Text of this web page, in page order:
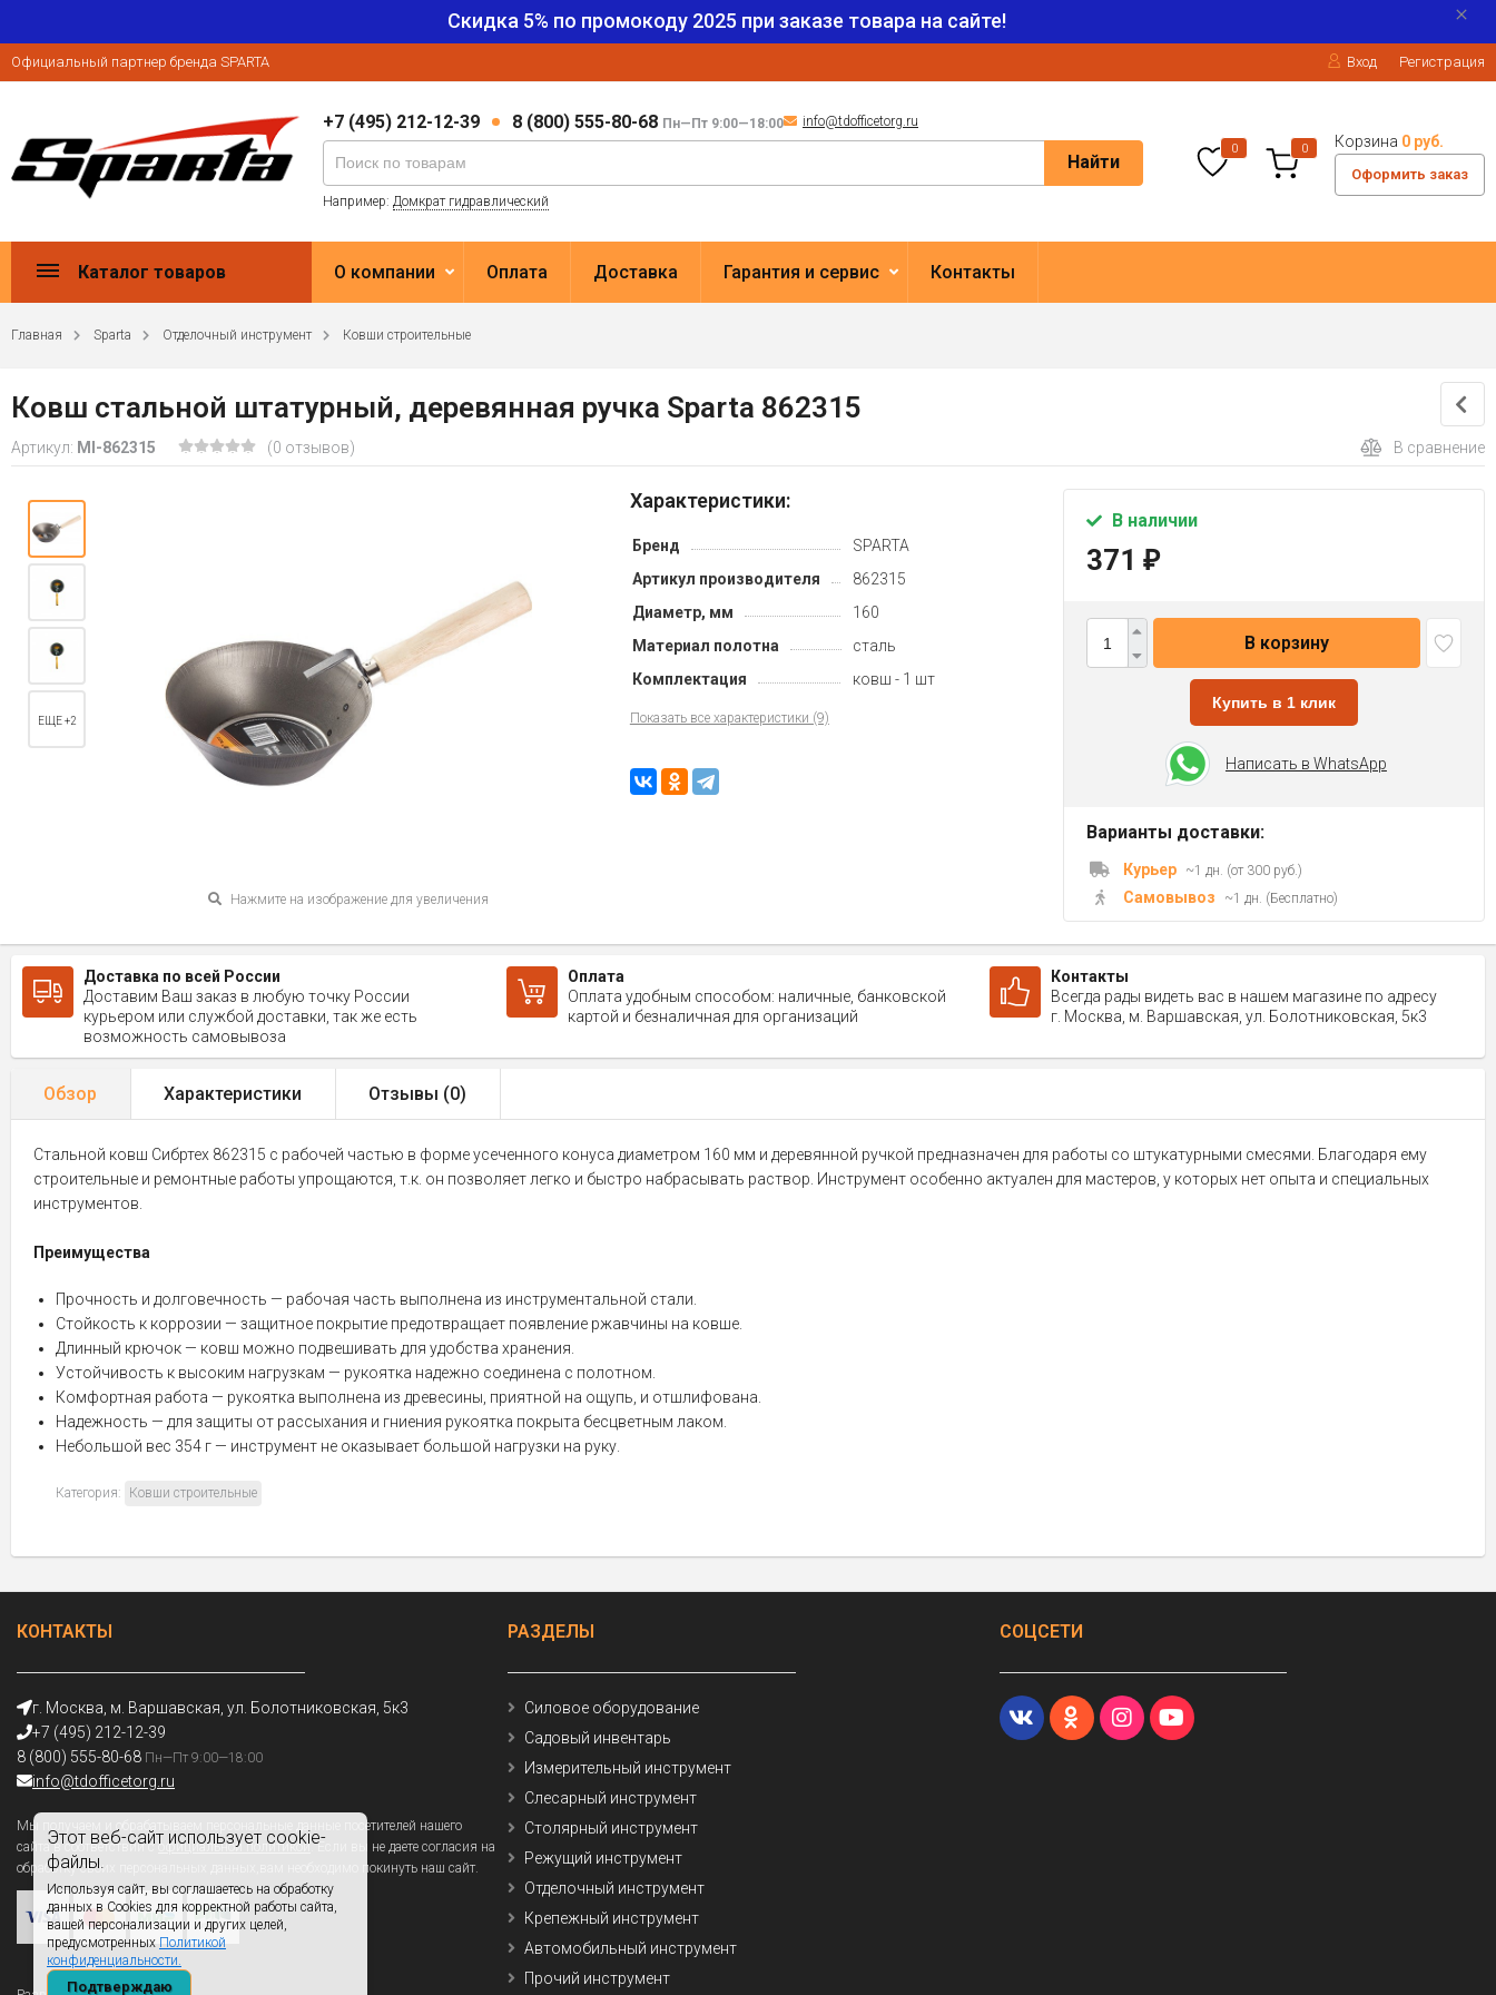
Этот веб-сайт использует cookie-
файлы.
Используя сайт, вы соглашаетесь на обработку
данных в Cookies для корректной работы сайта,
вашей персонализации и других целей,
предусмотренных Политикой
конфиденциальности.
Подтверждаю
Скидка 5% по промокоду 2025 при заказе товара на сайте!
Официальный партнер бренда SPARTA Вход Регистрация
+7 (495) 212-12-39 8 (800) 555-80-68 Пн—Пт 9:00—18:00 info@tdofficetorg.ru
Найти
Например: Домкрат гидравлический
0 0 Корзина 0 руб.
Оформить заказ
Каталог товаров О компании Оплата Доставка Гарантия и сервис Контакты
Главная Sparta Отделочный инструмент Ковши строительные
Ковш стальной штатурный, деревянная ручка Sparta 862315
Артикул: MI-862315 (0 отзывов) В сравнение
Нажмите на изображение для увеличения
ЕЩЕ +2
Характеристики:
Бренд
SPARTA
Артикул производителя
862315
Диаметр, мм
160
Материал полотна
сталь
Комплектация
ковш - 1 шт
Показать все характеристики (9)
В наличии
371 ₽
В корзину
Купить в 1 клик
Написать в WhatsApp
Варианты доставки:
Курьер ~1 дн. (от 300 руб.)
Самовывоз ~1 дн. (Бесплатно)
Доставка по всей России
Доставим Ваш заказ в любую точку России
курьером или службой доставки, так же есть
возможность самовывоза
Оплата
Оплата удобным способом: наличные, банковской
картой и безналичная для организаций
Контакты
Всегда рады видеть вас в нашем магазине по адресу
г. Москва, м. Варшавская, ул. Болотниковская, 5к3
Обзор Характеристики Отзывы (0)
Стальной ковш Сибртех 862315 с рабочей частью в форме усеченного конуса диаметром 160 мм и деревянной ручкой предназначен для работы со штукатурными смесями. Благодаря ему
строительные и ремонтные работы упрощаются, т.к. он позволяет легко и быстро набрасывать раствор. Инструмент особенно актуален для мастеров, у которых нет опыта и специальных
инструментов.
Преимущества
Прочность и долговечность — рабочая часть выполнена из инструментальной стали.
Стойкость к коррозии — защитное покрытие предотвращает появление ржавчины на ковше.
Длинный крючок — ковш можно подвешивать для удобства хранения.
Устойчивость к высоким нагрузкам — рукоятка надежно соединена с полотном.
Комфортная работа — рукоятка выполнена из древесины, приятной на ощупь, и отшлифована.
Надежность — для защиты от рассыхания и гниения рукоятка покрыта бесцветным лаком.
Небольшой вес 354 г — инструмент не оказывает большой нагрузки на руку.
Категория: Ковши строительные
КОНТАКТЫ
г. Москва, м. Варшавская, ул. Болотниковская, 5к3
+7 (495) 212-12-39
8 (800) 555-80-68 Пн—Пт 9:00—18:00
info@tdofficetorg.ru
Мы получаем и обрабатываем персональные данные посетителей нашего
сайта в соответствии с официальной политикой. Если вы не даете согласия на
обработку своих персональных данных,вам необходимо покинуть наш сайт.
РАЗДЕЛЫ
Силовое оборудование
Садовый инвентарь
Измерительный инструмент
Слесарный инструмент
Столярный инструмент
Режущий инструмент
Отделочный инструмент
Крепежный инструмент
Автомобильный инструмент
Прочий инструмент
СОЦСЕТИ